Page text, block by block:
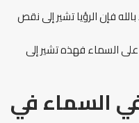
فإن الرؤيا تشير إلى نقص
على السماء فهذه تشير إلى
السماء في